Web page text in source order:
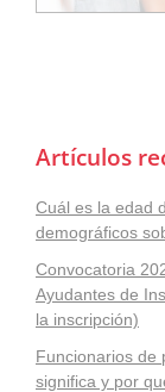
Artículos
Cuál es la edad
demográficos
Convocatoria
Ayudantes de
la inscripción)
Funcionarios de
significa y por